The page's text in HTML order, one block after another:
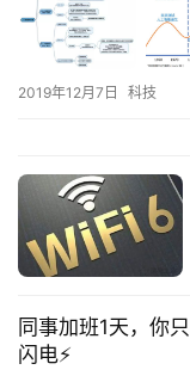
2019年12月7日 科技
同事加班1天，你
闪电⚡